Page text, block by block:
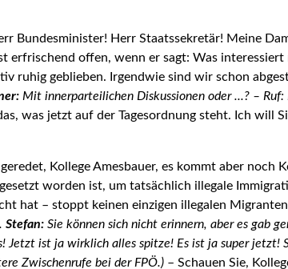
Bundes­minister! Herr Staatssekretär! Meine
erfrischend offen, wenn er sagt: Was
ruhig geblieben. Irgendwie sind wir schon
Mit innerparteilichen Diskussionen oder ...? – Ruf:
was jetzt auf der Tagesordnung steht. Ich will
Kollege Amesbauer, es kommt aber noch
worden ist, um tatsächlich illegale
hat – stoppt keinen einzigen illegalen
Stefan: Sie können sich nicht erinnern, aber es gab
Jetzt ist ja wirklich alles spitze! Es ist ja super
Zwischenrufe bei der FPÖ.) – Schauen Sie,